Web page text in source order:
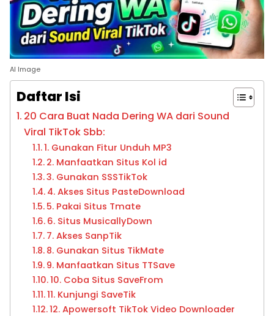
AI Image
Daftar Isi
20 Cara Buat Nada Dering WA dari Sound
Viral TikTok Sbb:
1. Gunakan Fitur Unduh MP3
2. Manfaatkan Situs Kol id
3. Gunakan SSSTikTok
4. Akses Situs PasteDownload
5. Pakai Situs Tmate
6. Situs MusicallyDown
7. Akses SanpTik
8. Gunakan Situs TikMate
9. Manfaatkan Situs TTSave
10. Coba Situs SaveFrom
11. Kunjungi SaveTik
12. Apowersoft TikTok Video Downloader